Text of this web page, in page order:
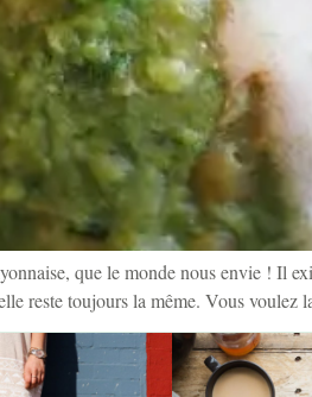
que le monde nous envie ! Il
reste toujours la même. Vous